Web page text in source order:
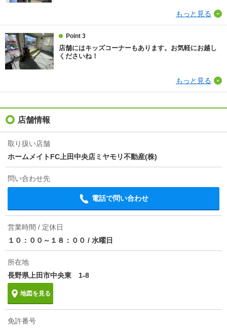
その他諸費用
上下水道料 4000円/月、駐車料 2000円/月、家具相談
情報更新日
もっと見る
Point 3
店舗にはキッズコーナーもあります。お気軽にお越し
くださいね！
もっと見る
店舗情報
取り扱い店舗
ホームメイトFC上田中央店ミヤモリ不動産(株)
問い合わせ先
電話で問い合わせ
営業時間 / 定休日
１０：００～１８：００ / 水曜日
所在地
長野県上田市中央東 1-8
地図を見る
免許番号